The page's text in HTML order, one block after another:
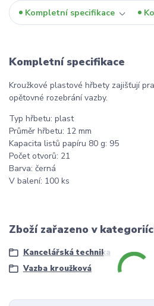
Kompletní specifikace
Kompletní specifikace
Kroužkové plastové hřbety zajišťují
opětovné rozebrání vazby.
Typ hřbetu: plast
Průměr hřbetu: 12 mm
Kapacita listů papíru 80 g: 95
Počet otvorů: 21
Barva: černá
V balení: 100 ks
Zboží zařazeno v
Kancelářská technika
Vazba kroužková